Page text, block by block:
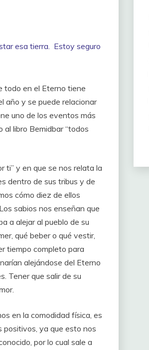
esa tierra. Estoy seguro
todo en el Eterno tiene
año y se puede relacionar
uno de los eventos más
al libro Bemidbar “todos
ti” y en que se nos relata la
dentro de sus tribus y de
cómo diez de ellos
sabios nos enseñan que
a alejar al pueblo de su
qué beber o qué vestir,
tiempo completo para
alejándose del Eterno
Tener que salir de su
en la comodidad física, es
positivos, ya que esto nos
por lo cual sale a